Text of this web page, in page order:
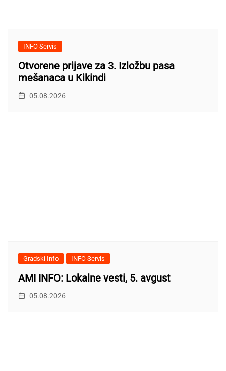
INFO Servis
Otvorene prijave za 3. Izložbu pasa
mešanaca u Kikindi
05.08.2026
Gradski Info INFO Servis
AMI INFO: Lokalne vesti, 5. avgust
05.08.2026